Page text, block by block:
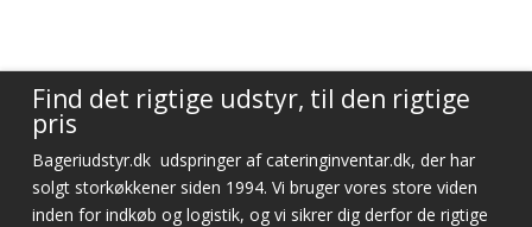
Find det rigtige udstyr, til den rigtige
pris
Bageriudstyr.dk udspringer af cateringinventar.dk, der har
solgt storkøkkener siden 1994. Vi bruger vores store viden
inden for indkøb og logistik, og vi sikrer dig derfor de rigtige